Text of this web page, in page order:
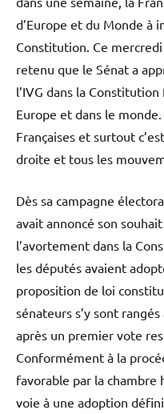
d’Europe et du Monde à
Constitution. Ce
retenu que le Sénat a
l’IVG dans la
Europe et dans le
Françaises et surtout
droite et tous les
Dès sa campagne
avait annoncé son
l’avortement dans la
les députés avaient
proposition de loi
sénateurs s’y sont
après un premier vote
Conformément à la
favorable par la chambre
voie à une adoption